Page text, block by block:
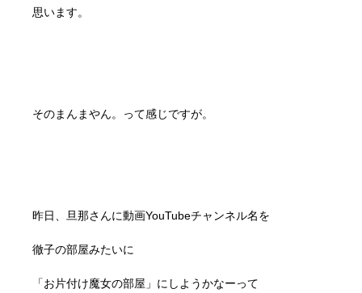
思います。
そのまんまやん。って感じですが。
昨日、旦那さんに動画YouTubeチャンネル名を
徹子の部屋みたいに
「お片付け魔女の部屋」にしようかなーって